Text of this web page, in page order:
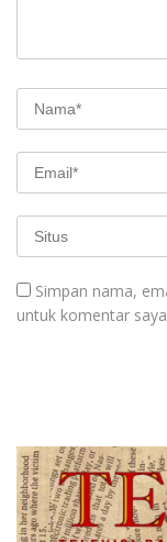
Simpan nama,
untuk komentar